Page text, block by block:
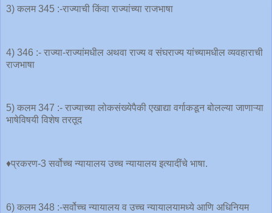
3) कलम 345 :-राज्याची किंवा राज्यांच्या राजभाषा
4) 346 :- राज्या-राज्यांमधील अथवा राज्य व संघराज्य यांच्यामधील व्यवहाराची
राजभाषा
5) कलम 347 :- राज्याच्या लोकसंख्येपैकी एखाद्या वर्गाकडून बोलल्या जाणाऱ्या
भाषेविषयी विशेष तरतूद
♦️प्रकरण-3 सर्वोच्च न्यायालय उच्च न्यायालय इत्यादींचे भाषा.
6) कलम 348 :-सर्वोच्च न्यायालय व उच्च न्यायालयामध्ये आणि अधिनियम